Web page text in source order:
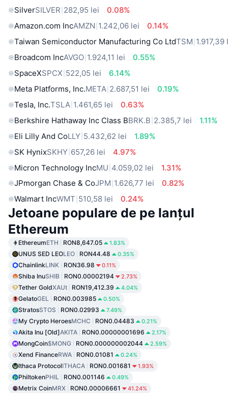
SilverSILVER 282,95 lei
0.08%
Amazon.com IncAMZN 1.242,06 lei
0.14%
Taiwan Semiconductor Manufacturing Co LtdTSM 1.917,39
Broadcom IncAVGO 1.924,11 lei
0.55%
SpaceXSPCX 522,05 lei
6.14%
Meta Platforms, Inc.META 2.687,51 lei
0.19%
Tesla, Inc.TSLA 1.461,65 lei
0.63%
Berkshire Hathaway Inc Class BBRK.B 2.385,7 lei
1.11%
Eli Lilly And CoLLY 5.432,62 lei
1.89%
SK HynixSKHY 657,26 lei
4.97%
Micron Technology IncMU 4.059,02 lei
1.31%
JPmorgan Chase & CoJPM 1.626,77 lei
0.82%
Walmart IncWMT 510,58 lei 0.24%
Jetoane populare de pe lanțul
Ethereum
EthereumETH RON8,647.05 1.83%
UNUS SED LEOLEO RON44.48 0.35%
ChainlinkLINK RON36.98 0.11%
Shiba InuSHIB RON0.00002194 2.73%
Tether GoldXAUt RON19,412.39 4.04%
GelatoGEL RON0.003985 0.50%
StratosSTOS RON0.02993 7.49%
My Crypto HeroesMCHC RON0.04483 0.21%
Akita Inu [Old]AKITA RON0.00000001696 2.17%
MongCoin$MONG RON0.000000002044 2.59%
Xend FinanceRWA RON0.01081 0.24%
Ithaca ProtocolITHACA RON0.001681 1.93%
PhiltokenPHIL RON0.001146 0.49%
Metrix CoinMRX RON0.00006661 41.24%